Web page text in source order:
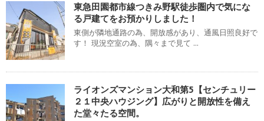
東急田園都市線つきみ野駅徒歩圏内で気にな
る戸建てをお預かりしました！
東側が隣地通路の為、開放感があり、通風日照良好で
す！ 現況空室の為、隅々まで見て ...
ライオンズマンション大和第5【センチュリー
２１中央ハウジング】広がりと開放性を備え
た堂々たる空間。